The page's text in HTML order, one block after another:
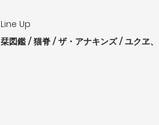
Line Up
栞図鑑 猫脊 ザ・アナキンズ ユクヱ、